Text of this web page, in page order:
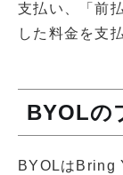
支払い、「前
した料金を支
BYOLの
BYOLはBring